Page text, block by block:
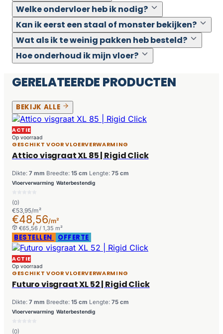
Welke ondervloer heb ik nodig?
Kan ik eerst een staal of monster bekijken?
Wat als ik te weinig pakken heb besteld?
Hoe onderhoud ik mijn vloer?
GERELATEERDE PRODUCTEN
BEKIJK ALLE
ACTIE
Op voorraad
GESCHIKT VOOR VLOERVERWARMING
Attico visgraat XL 85 | Rigid Click
Dikte: 7 mm Breedte: 15 cm Lengte: 75 cm
Vloerverwarming Waterbestendig
(0)
€53,95/m²
€48,56/m²
€65,56 / 1,35 m²
BESTELLEN OFFERTE
ACTIE
Op voorraad
GESCHIKT VOOR VLOERVERWARMING
Futuro visgraat XL 52 | Rigid Click
Dikte: 7 mm Breedte: 15 cm Lengte: 75 cm
Vloerverwarming Waterbestendig
(0)